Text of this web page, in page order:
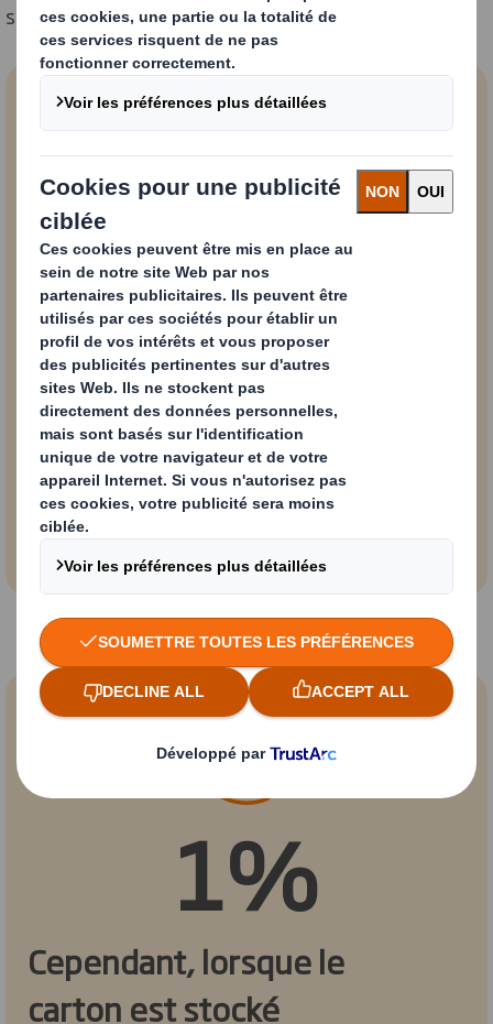
séparément, ce chiffre peut baisser jusqu’à 1 %.
20%
Lorsque le carton est
mélangé à d’autres
matériaux, jusqu’à 20 % du
volume peut être
inutilisable !
1%
Cependant, lorsque le
carton est stocké